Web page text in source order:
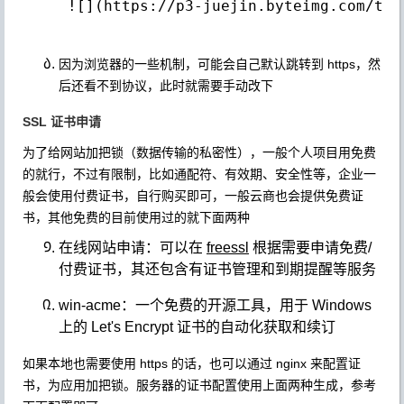
![](https://p3-juejin.byteimg.com/tos-cn-
因为浏览器的一些机制，可能会自己默认跳转到 https，然
后还看不到协议，此时就需要手动改下
SSL 证书申请
为了给网站加把锁（数据传输的私密性），一般个人项目用免费
的就行，不过有限制，比如通配符、有效期、安全性等，企业一
般会使用付费证书，自行购买即可，一般云商也会提供免费证
书，其他免费的目前使用过的就下面两种
在线网站申请：可以在 freessl 根据需要申请免费/
付费证书，其还包含有证书管理和到期提醒等服务
win-acme：一个免费的开源工具，用于 Windows
上的 Let's Encrypt 证书的自动化获取和续订
如果本地也需要使用 https 的话，也可以通过 nginx 来配置证
书，为应用加把锁。服务器的证书配置使用上面两种生成，参考